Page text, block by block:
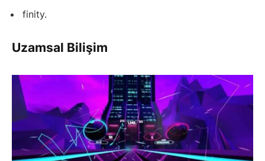
finity.
Uzamsal Bilişim